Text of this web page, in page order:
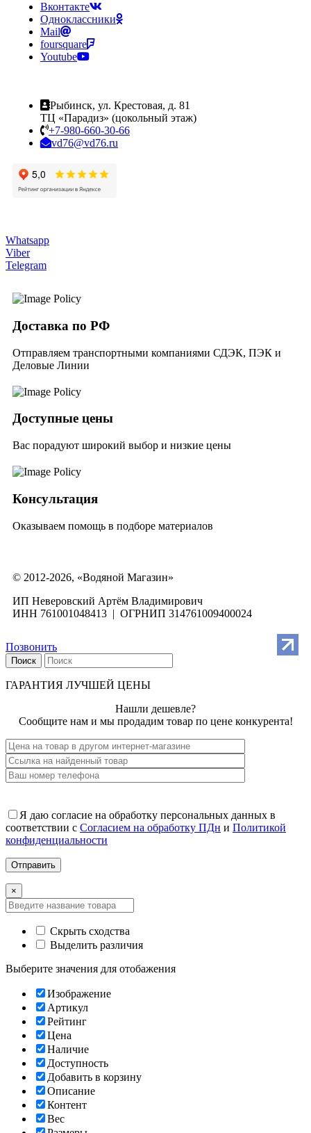
Вконтакте
Одноклассники
Mail
foursquare
Youtube
Рыбинск, ул. Крестовая, д. 81
ТЦ «Парадиз» (цокольный этаж)
+7-980-660-30-66
vd76@vd76.ru
Whatsapp
Viber
Telegram
Доставка по РФ
Отправляем транспортными компаниями СДЭК, ПЭК и
Деловые Линии
Доступные цены
Вас порадуют широкий выбор и низкие цены
Консультация
Оказываем помощь в подборе материалов
© 2012-2026, «Водяной Магазин»
ИП Неверовский Артём Владимирович
ИНН 761001048413 | ОГРНИП 314761009400024
Позвонить
Поиск
ГАРАНТИЯ ЛУЧШЕЙ ЦЕНЫ
Нашли дешевле?
Сообщите нам и мы продадим товар по цене конкурента!
Я даю согласие на обработку персональных данных в
соответствии с Согласием на обработку ПДн и Политикой
конфиденциальности
×
Скрыть сходства
Выделить различия
Выберите значения для отобажения
Изображение
Артикул
Рейтинг
Цена
Наличие
Доступность
Добавить в корзину
Описание
Контент
Вес